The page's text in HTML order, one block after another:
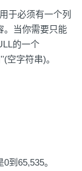
于必须有一个列
。当你需要只能
的一个
空字符串)。
到65,535。